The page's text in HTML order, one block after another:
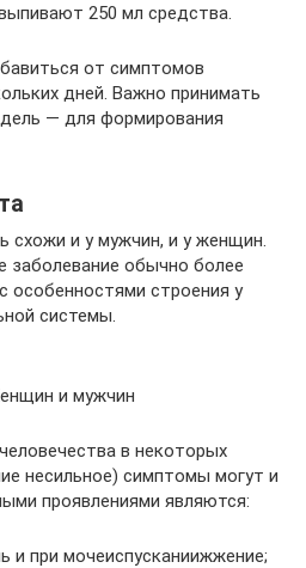
250 мл средства.
от симптомов
дней. Важно принимать
— для формирования
схожи и у мужчин, и у женщин.
заболевание обычно более
особенностями строения у
системы.
и мужчин
в некоторых
несильное) симптомы могут и
проявлениями являются:
и при мочеиспусканиижжение;